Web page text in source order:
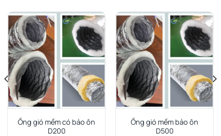
Ống gió mềm có bảo ôn
D200
Ống gió mềm bảo ôn
D500